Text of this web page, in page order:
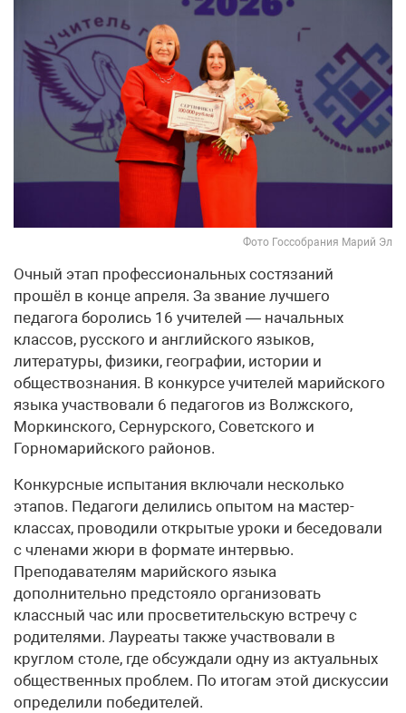
Фото Госсобрания Марий Эл
Очный этап профессиональных состязаний
прошёл в конце апреля. За звание лучшего
педагога боролись 16 учителей — начальных
классов, русского и английского языков,
литературы, физики, географии, истории и
обществознания. В конкурсе учителей марийского
языка участвовали 6 педагогов из Волжского,
Моркинского, Сернурского, Советского и
Горномарийского районов.
Конкурсные испытания включали несколько
этапов. Педагоги делились опытом на мастер-
классах, проводили открытые уроки и беседовали
с членами жюри в формате интервью.
Преподавателям марийского языка
дополнительно предстояло организовать
классный час или просветительскую встречу с
родителями. Лауреаты также участвовали в
круглом столе, где обсуждали одну из актуальных
общественных проблем. По итогам этой дискуссии
определили победителей.